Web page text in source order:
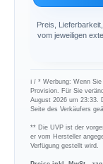
Preis,
vom jeweiligen
ℹ︎ / * Werbung: Wenn
Provision. Für Sie
August 2026 um 23:33.
Seite des Verkäufers
** Die UVP ist der
er vom Hersteller
Verfügung gestellt wird.